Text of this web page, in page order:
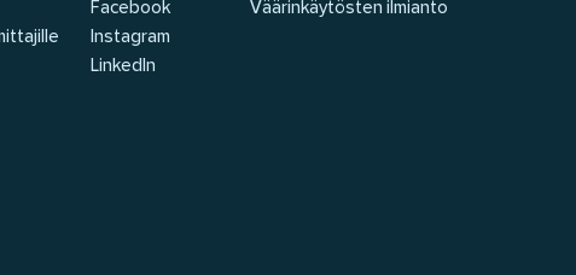
Facebook
Instagram
LinkedIn
Väärinkäytösten ilmianto